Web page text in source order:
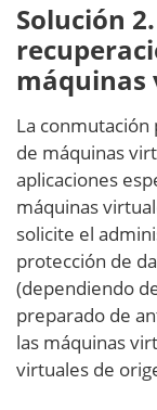
Solución
máquinas
La conmutación
de máquinas
aplicaciones
máquinas
solicite el
protección de
(dependiendo
preparado de
las máquinas
virtuales de